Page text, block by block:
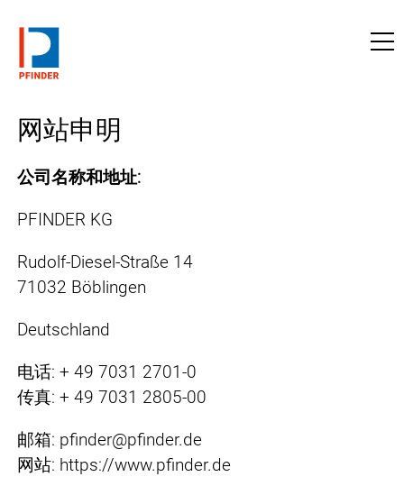
网站申明
公司名称和地址:
PFINDER KG
Rudolf-Diesel-Straße 14
71032 Böblingen
Deutschland
电话: + 49 7031 2701-0
传真: + 49 7031 2805-00
邮箱: pfinder@pfinder.de
网站: https://www.pfinder.de